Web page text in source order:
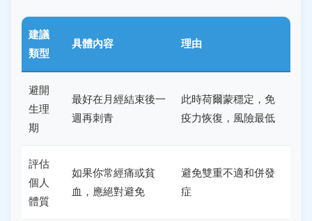
建議
類型
具體內容 理由
避開
生理
期
最好在月經結束後一
週再刺青
此時荷爾蒙穩定，免
疫力恢復，風險最低
評估
個人
體質
如果你常經痛或貧
血，應絕對避免
避免雙重不適和併發
症